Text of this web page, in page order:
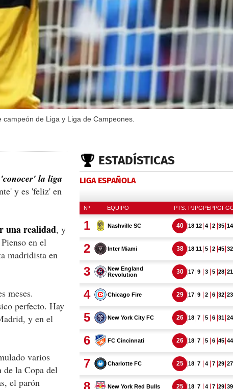
de Liga y Liga de Campeones.
la liga
y es 'feliz' en
una realidad, y
en el
madridista en
meses.
perfecto. Hay
y en el
varios
de la Copa del
el parón
ESTADÍSTICAS
LIGA ESPAÑOLA